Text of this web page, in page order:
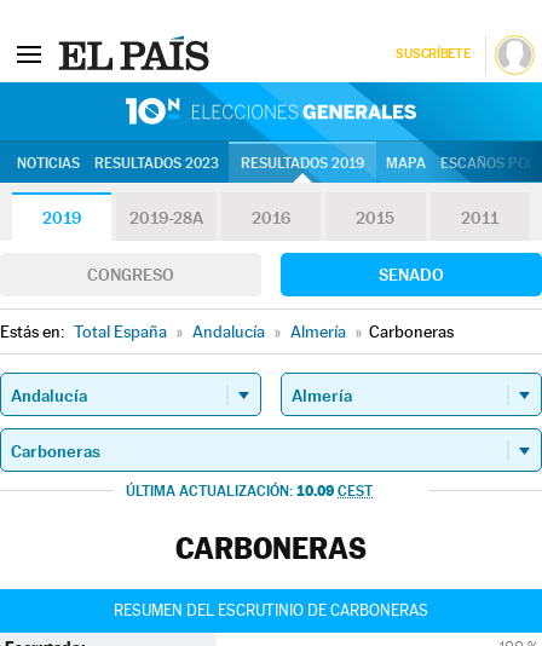
SUSCRÍBETE
NOTICIAS RESULTADOS 2023 RESULTADOS 2019 MAPA ESCAÑOS
2019 2019-28A 2016 2015 2011
CONGRESO SENADO
Estás en: Total España » Andalucía » Almería » Carboneras
ÚLTIMA ACTUALIZACIÓN: 10.09 CEST
CARBONERAS
RESUMEN DEL ESCRUTINIO DE CARBONERAS